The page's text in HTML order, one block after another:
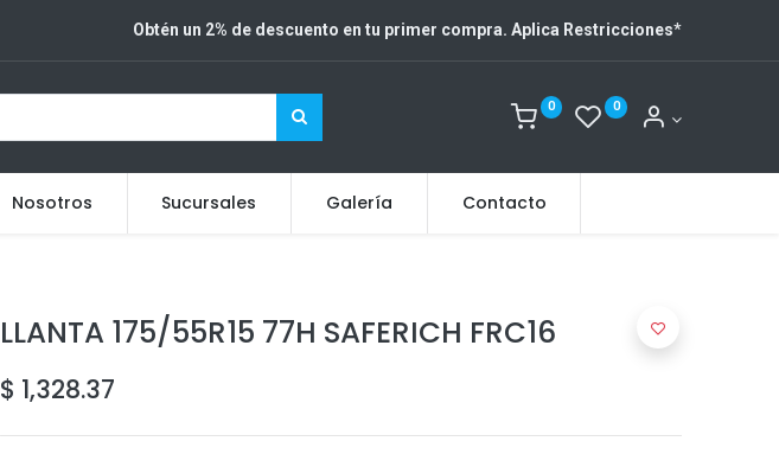
Obtén un 2% de descuento en tu primer compra. Aplica Restricciones*
0 0
Nosotros Sucursales Galería Contacto
LLANTA 175/55R15 77H SAFERICH FRC16
$ 1,328.37